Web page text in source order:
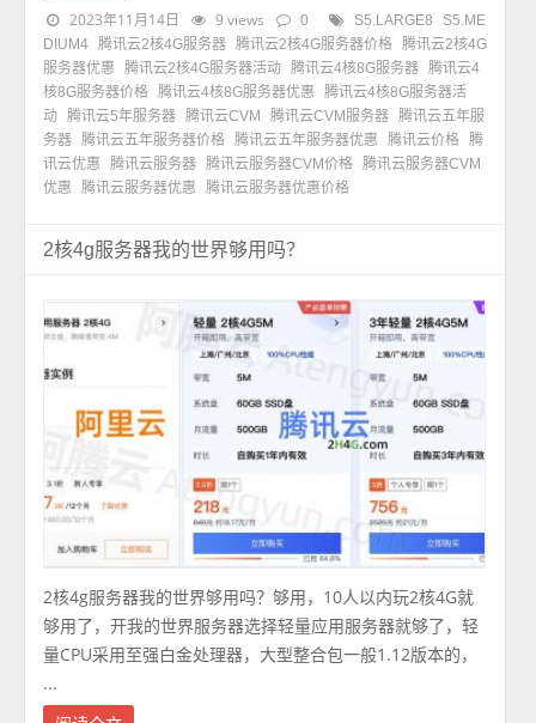
2023年11月14日 9 views 0 S5.LARGE8
S5.ME
DIUM4 腾讯云2核4G服务器 腾讯云2核4G服务器价格 腾讯云2核4G
服务器优惠
腾讯云2核4G服务器活动 腾讯云4核8G服务器 腾讯云4
核8G服务器价格 腾讯云4核8G服务器优惠
腾讯云4核8G服务器活
动 腾讯云5年服务器 腾讯云CVM 腾讯云CVM服务器 腾讯云五年服
务器 腾讯云五年服务器价格 腾讯云五年服务器优惠 腾讯云价格 腾
讯云优惠
腾讯云服务器 腾讯云服务器CVM价格 腾讯云服务器CVM
优惠
腾讯云服务器优惠 腾讯云服务器优惠价格
2核4g服务器我的世界够用吗？
2核4g服务器我的世界够用吗？够用，10人以内玩2核4G就
够用了，开我的世界服务器选择轻量应用服务器就够了，轻
量CPU采用至强白金处理器，大型整合包一般1.12版本的，
...